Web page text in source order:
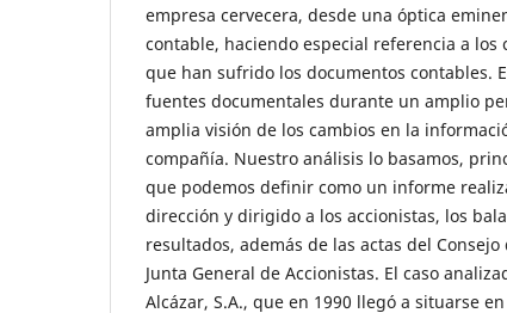
empresa cervecera, desde una óptica
contable, haciendo especial referencia a los
que han sufrido los documentos contables.
fuentes documentales durante un amplio
amplia visión de los cambios en la
compañía. Nuestro análisis lo basamos,
que podemos definir como un informe
dirección y dirigido a los accionistas, los
resultados, además de las actas del
Junta General de Accionistas. El caso
Alcázar, S.A., que en 1990 llegó a situarse